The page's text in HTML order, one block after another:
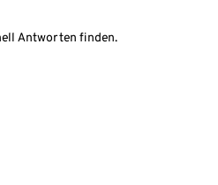
Antworten finden.